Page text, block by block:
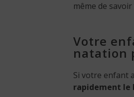
même de
Votre
natation
Si votre enfant a
rapidement le